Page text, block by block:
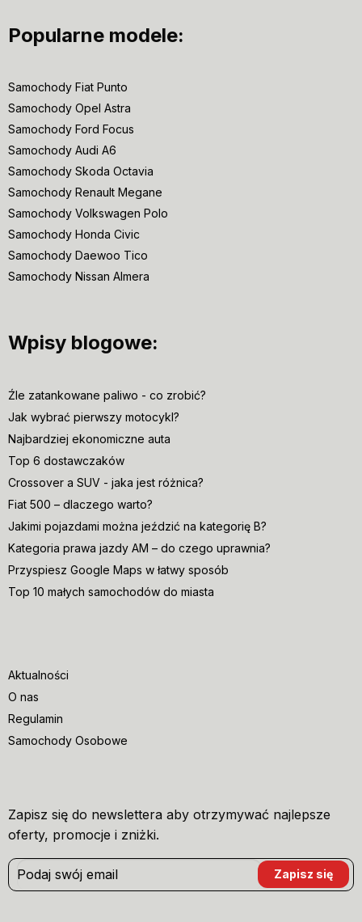
Popularne modele:
Samochody Fiat Punto
Samochody Opel Astra
Samochody Ford Focus
Samochody Audi A6
Samochody Skoda Octavia
Samochody Renault Megane
Samochody Volkswagen Polo
Samochody Honda Civic
Samochody Daewoo Tico
Samochody Nissan Almera
Wpisy blogowe:
Źle zatankowane paliwo - co zrobić?
Jak wybrać pierwszy motocykl?
Najbardziej ekonomiczne auta
Top 6 dostawczaków
Crossover a SUV - jaka jest różnica?
Fiat 500 – dlaczego warto?
Jakimi pojazdami można jeździć na kategorię B?
Kategoria prawa jazdy AM – do czego uprawnia?
Przyspiesz Google Maps w łatwy sposób
Top 10 małych samochodów do miasta
Aktualności
O nas
Regulamin
Samochody Osobowe
Zapisz się do newslettera aby otrzymywać najlepsze
oferty, promocje i zniżki.